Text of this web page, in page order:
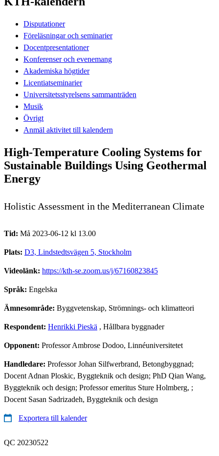
Disputationer
Föreläsningar och seminarier
Docentpresentationer
Konferenser och evenemang
Akademiska högtider
Licentiatseminarier
Universitetsstyrelsens sammanträden
Musik
Övrigt
Anmäl aktivitet till kalendern
High-Temperature Cooling Systems for
Sustainable Buildings Using Geothermal
Energy
Holistic Assessment in the Mediterranean Climate
Tid: Må 2023-06-12 kl 13.00
Plats: D3, Lindstedtsvägen 5, Stockholm
Videolänk: https://kth-se.zoom.us/j/67160823845
Språk: Engelska
Ämnesområde: Byggvetenskap, Strömnings- och klimatteori
Respondent: Henrikki Pieskä , Hållbara byggnader
Opponent: Professor Ambrose Dodoo, Linnéuniversitetet
Handledare: Professor Johan Silfwerbrand, Betongbyggnad;
Docent Adnan Ploskic, Byggteknik och design; PhD Qian Wang,
Byggteknik och design; Professor emeritus Sture Holmberg, ;
Docent Sasan Sadrizadeh, Byggteknik och design
Exportera till kalender
QC 20230522